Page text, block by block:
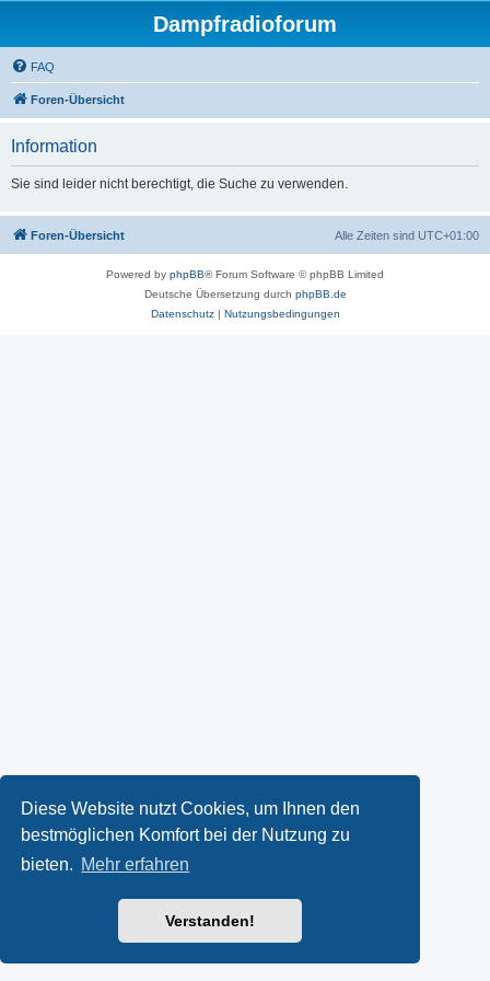
Diese Website nutzt Cookies, um Ihnen den
bestmöglichen Komfort bei der Nutzung zu
bieten. Mehr erfahren
Verstanden!
Dampfradioforum
FAQ
Foren-Übersicht
Information
Sie sind leider nicht berechtigt, die Suche zu verwenden.
Foren-Übersicht Alle Zeiten sind UTC+01:00
Powered by phpBB® Forum Software © phpBB Limited
Deutsche Übersetzung durch phpBB.de
Datenschutz| Nutzungsbedingungen